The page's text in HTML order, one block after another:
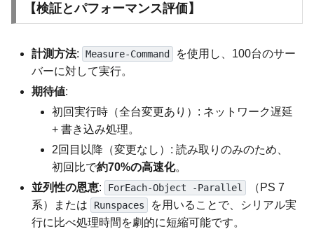
【検証とパフォーマンス評価】
計測方法: Measure-Command
を使用し、100台のサー
バーに対して実行。
期待値:
初回実行時（全台変更あり）: ネットワーク遅延
+ 書き込み処理。
2回目以降（変更なし）: 読み取りのみのため、
初回比で約70%の高速化。
並列性の恩恵: ForEach-Object -Parallel
（PS 7
系）または
Runspaces
を用いることで、シリアル実
行に比べ処理時間を劇的に短縮可能です。